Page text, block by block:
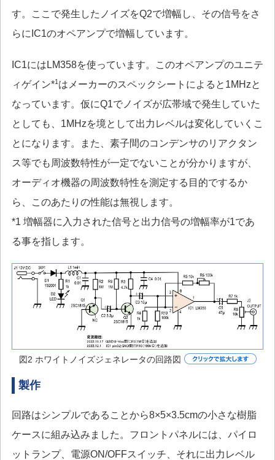
す。ここで発生したノイズをQ2で増幅し、その信号をさ
らにIC1のオペアンプで増幅しています。
IC1にはLM358を使っています。このオペアンプのユニテ
ィゲイン*1はメーカーのスペックシートによると1MHzと
なっています。仮にQ1でノイズが広帯域で発生していた
としても、1MHzを境として出力レベルは変化していくこ
とになります。また、素子間のコンデンサのリアクタン
ス等でも周波数特性が一定でないことが分かりますが、
オーディオ機器の周波数特性を測定する目的でするか
ら、このあたりの性能は無視します。
*1 増幅器に入力された信号と出力信号の増幅率が1であ
る事を指します。
図2 ホワイトノイズジェネレータの回路図
製作
回路はシンプルであることから8×5×3.5cmの小さな樹脂
ケースに組み込みました。フロントパネルには、パイロ
ットランプ、電源ON/OFFスイッチ、それに出力レベル